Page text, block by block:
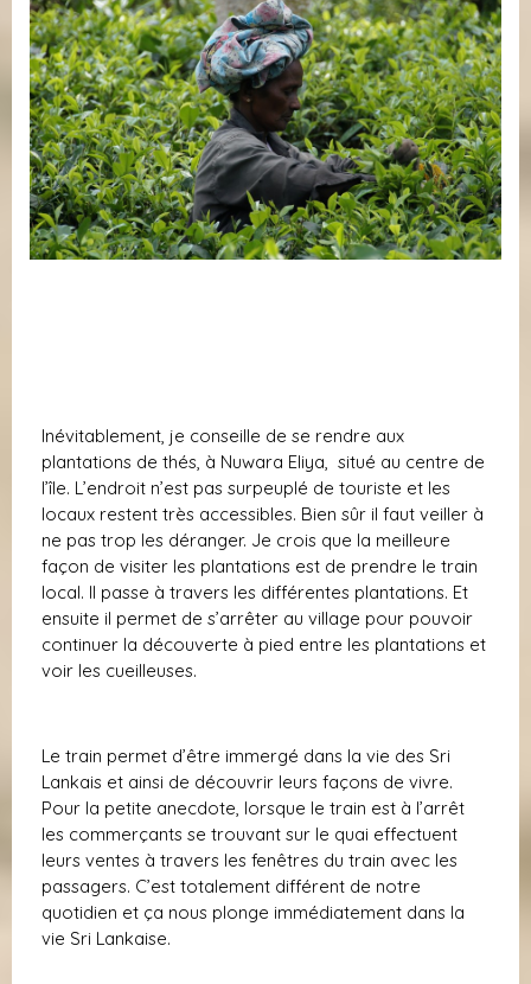
Inévitablement, je conseille de se rendre aux
plantations de thés, à Nuwara Eliya, situé au centre de
l’île. L’endroit n’est pas surpeuplé de touriste et les
locaux restent très accessibles. Bien sûr il faut veiller à
ne pas trop les déranger. Je crois que la meilleure
façon de visiter les plantations est de prendre le train
local. Il passe à travers les différentes plantations. Et
ensuite il permet de s’arrêter au village pour pouvoir
continuer la découverte à pied entre les plantations et
voir les cueilleuses.
Le train permet d’être immergé dans la vie des Sri
Lankais et ainsi de découvrir leurs façons de vivre.
Pour la petite anecdote, lorsque le train est à l’arrêt
les commerçants se trouvant sur le quai effectuent
leurs ventes à travers les fenêtres du train avec les
passagers. C’est totalement différent de notre
quotidien et ça nous plonge immédiatement dans la
vie Sri Lankaise.